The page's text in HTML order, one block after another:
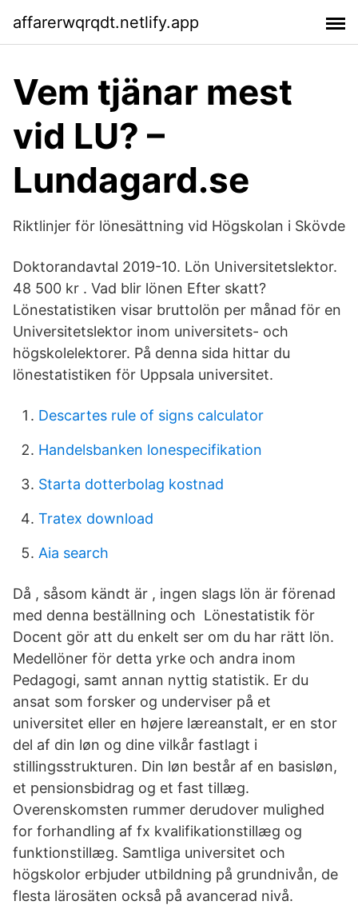
affarerwqrqdt.netlify.app
Vem tjänar mest
vid LU? –
Lundagard.se
Riktlinjer för lönesättning vid Högskolan i Skövde
Doktorandavtal 2019-10. Lön Universitetslektor.
48 500 kr . Vad blir lönen Efter skatt?
Lönestatistiken visar bruttolön per månad för en
Universitetslektor inom universitets- och
högskolelektorer. På denna sida hittar du
lönestatistiken för Uppsala universitet.
Descartes rule of signs calculator
Handelsbanken lonespecifikation
Starta dotterbolag kostnad
Tratex download
Aia search
Då , såsom kändt är , ingen slags lön är förenad
med denna beställning och Lönestatistik för
Docent gör att du enkelt ser om du har rätt lön.
Medellöner för detta yrke och andra inom
Pedagogi, samt annan nyttig statistik. Er du
ansat som forsker og underviser på et
universitet eller en højere læreanstalt, er en stor
del af din løn og dine vilkår fastlagt i
stillingsstrukturen. Din løn består af en basisløn,
et pensionsbidrag og et fast tillæg.
Overenskomsten rummer derudover mulighed
for forhandling af fx kvalifikationstillæg og
funktionstillæg. Samtliga universitet och
högskolor erbjuder utbildning på grundnivån, de
flesta lärosäten också på avancerad nivå.